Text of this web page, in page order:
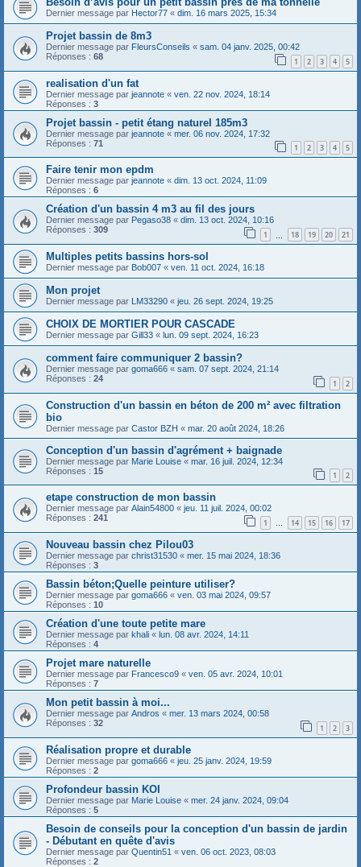
Dernier message par Hector77 « dim. 16 mars 2025, 15:34
Projet bassin de 8m3
Dernier message par FleursConseils « sam. 04 janv. 2025, 00:42
Réponses : 68 1 2 3 4 5
realisation d'un fat
Dernier message par jeannote « ven. 22 nov. 2024, 18:14
Réponses : 3
Projet bassin - petit étang naturel 185m3
Dernier message par jeannote « mer. 06 nov. 2024, 17:32
Réponses : 71 1 2 3 4 5
Faire tenir mon epdm
Dernier message par jeannote « dim. 13 oct. 2024, 11:09
Réponses : 6
Création d'un bassin 4 m3 au fil des jours
Dernier message par Pegaso38 « dim. 13 oct. 2024, 10:16
Réponses : 309 1 18 19 20 21
Multiples petits bassins hors-sol
Dernier message par Bob007 « ven. 11 oct. 2024, 16:18
Mon projet
Dernier message par LM33290 « jeu. 26 sept. 2024, 19:25
CHOIX DE MORTIER POUR CASCADE
Dernier message par Gill33 « lun. 09 sept. 2024, 16:23
comment faire communiquer 2 bassin?
Dernier message par goma666 « sam. 07 sept. 2024, 21:14
Réponses : 24 1 2
Construction d'un bassin en béton de 200 m² avec filtration
bio
Dernier message par Castor BZH « mar. 20 août 2024, 18:26
Conception d'un bassin d'agrément + baignade
Dernier message par Marie Louise « mar. 16 juil. 2024, 12:34
Réponses : 15 1 2
etape construction de mon bassin
Dernier message par Alain54800 « jeu. 11 juil. 2024, 00:02
Réponses : 241 1 … 14 15 16 17
Nouveau bassin chez Pilou03
Dernier message par christ31530 « mer. 15 mai 2024, 18:36
Réponses : 3
Bassin béton;Quelle peinture utiliser?
Dernier message par goma666 « ven. 03 mai 2024, 09:57
Réponses : 10
Création d'une toute petite mare
Dernier message par khali « lun. 08 avr. 2024, 14:11
Réponses : 4
Projet mare naturelle
Dernier message par Francesco9 « ven. 05 avr. 2024, 10:01
Réponses : 7
Mon petit bassin à moi...
Dernier message par Andros « mer. 13 mars 2024, 00:58
Réponses : 32 1 2 3
Réalisation propre et durable
Dernier message par goma666 « jeu. 25 janv. 2024, 19:59
Réponses : 2
Profondeur bassin KOI
Dernier message par Marie Louise « mer. 24 janv. 2024, 09:04
Réponses : 5
Besoin de conseils pour la conception d'un bassin de jardin
- Débutant en quête d'avis
Dernier message par Quentin51 « ven. 06 oct. 2023, 08:03
Réponses : 2